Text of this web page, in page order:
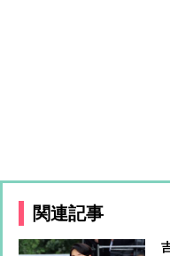
関連記事